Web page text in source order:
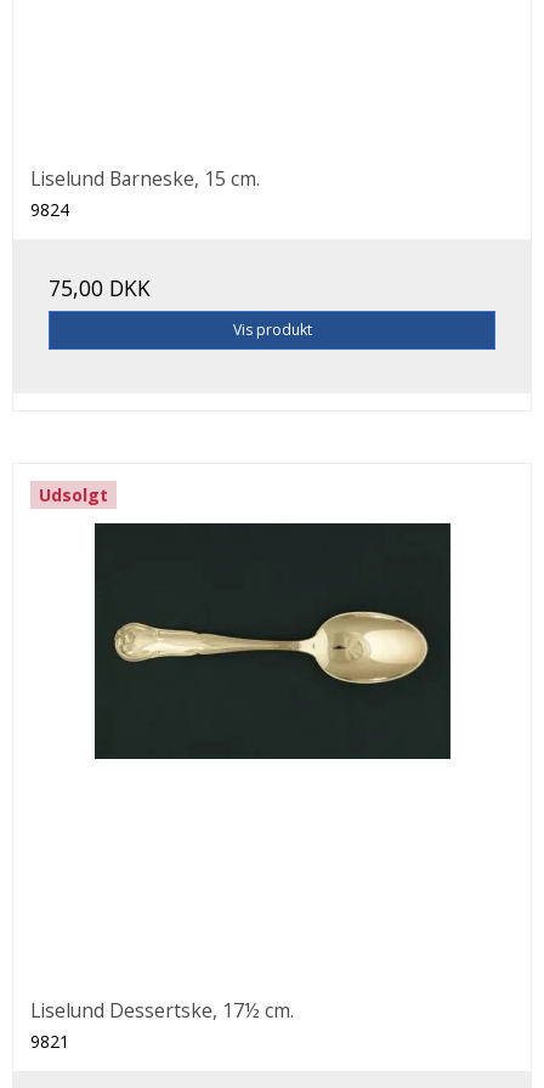
Liselund Barneske, 15 cm.
9824
75,00 DKK
Vis produkt
Udsolgt
Liselund Dessertske, 17½ cm.
9821